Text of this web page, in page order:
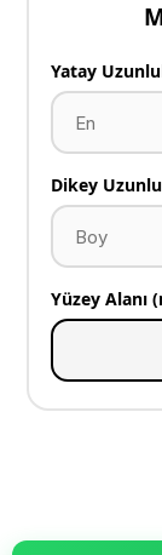
Yatay
Dikey
Yüzey Alanı